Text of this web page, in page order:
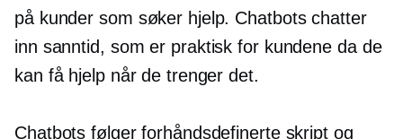
på kunder som søker hjelp. Chatbots chatter
inn sanntid, som er praktisk for kundene da de
kan få hjelp når de trenger det.
Chatbots følger forhåndsdefinerte skript og